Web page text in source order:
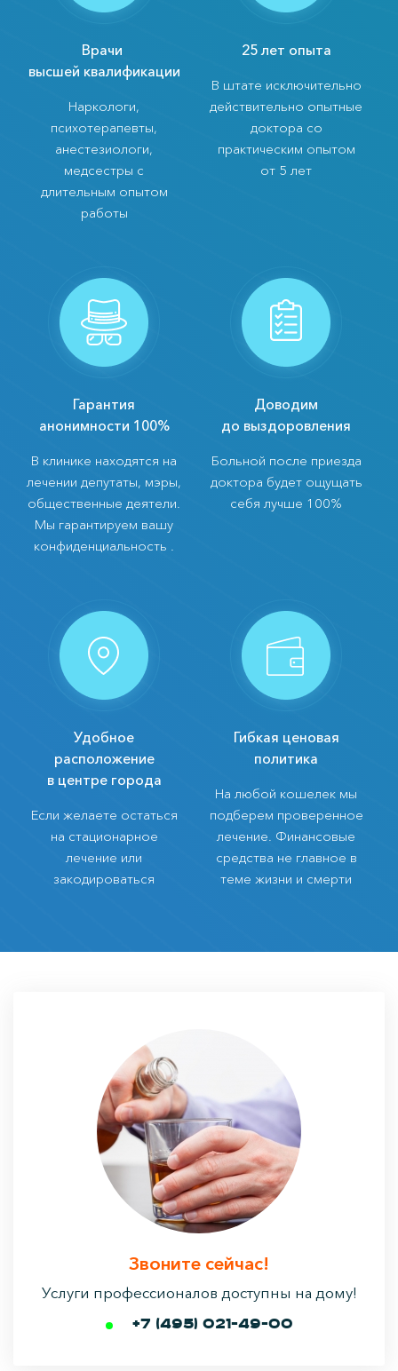
Врачи
высшей квалификации
Наркологи,
психотерапевты,
анестезиологи,
медсестры с
длительным опытом
работы
25 лет опыта
В штате исключительно
действительно опытные
доктора со
практическим опытом
от 5 лет
Гарантия
анонимности 100%
В клинике находятся на
лечении депутаты, мэры,
общественные деятели.
Мы гарантируем вашу
конфиденциальность .
Доводим
до выздоровления
Больной после приезда
доктора будет ощущать
себя лучше 100%
Удобное
расположение
в центре города
Если желаете остаться
на стационарное
лечение или
закодироваться
Гибкая ценовая
политика
На любой кошелек мы
подберем проверенное
лечение. Финансовые
средства не главное в
теме жизни и смерти
Звоните сейчас!
Услуги профессионалов доступны на дому!
+7 (495) 021-49-00